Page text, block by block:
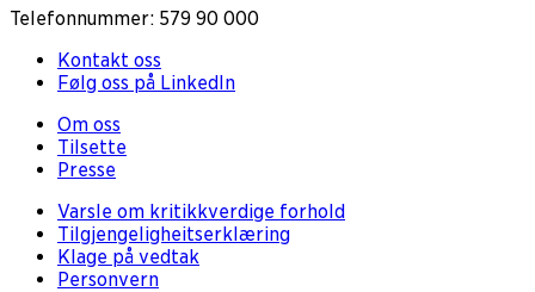
Telefonnummer: 579 90 000
Kontakt oss
Følg oss på LinkedIn
Om oss
Tilsette
Presse
Varsle om kritikkverdige forhold
Tilgjengeligheitserklæring
Klage på vedtak
Personvern